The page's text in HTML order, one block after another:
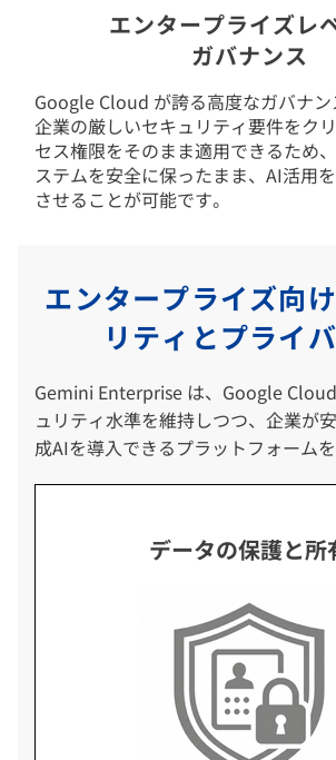
エンタープライズレ
ガバナンス
Google Cloud が誇る高度なガバナン
企業の厳しいセキュリティ要件をク
セス権限をそのまま適用できるため
ステムを安全に保ったまま、AI活用
させることが可能です。
エンタープライズ向
リティとプライ
Gemini Enterprise は、Google
ュリティ水準を維持しつつ、企業が
成AIを導入できるプラットフォームを
データの保護と所